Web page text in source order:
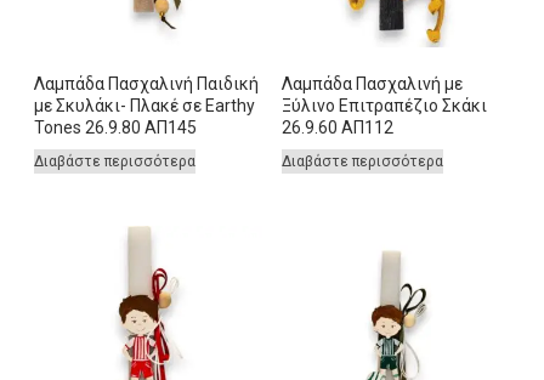
Λαμπάδα Πασχαλινή Παιδική
με Σκυλάκι- Πλακέ σε Earthy
Tones 26.9.80 ΑΠ145
Διαβάστε περισσότερα
Λαμπάδα Πασχαλινή με
Ξύλινο Επιτραπέζιο Σκάκι
26.9.60 ΑΠ112
Διαβάστε περισσότερα